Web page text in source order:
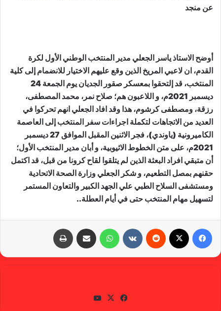
عن منجد
أوضح الاستاذ ياسر الجعلي مدير المنتخب الوطني الأول لكرة
القدم، ان لاعبي المريخ الذين وقع عليهم الاختيار للانضمام إلى كلية
المنتخب، قد إلتحقوا بمعسكر صقور الجديان يوم الجمعة 24
ديسمبر 2021م، و اللاعبون هم؛ صلاح نمر، محمد المصطفى،
رزقة، ومصطفى كرشوم، هذا وقد افاد الجعلي انهم تحركوا في
العديد من الاتجاهات لتكملة اجراءات سفر المنتخب إلى العاصمة
الكاميرونية (ياوندي)، فجر الاثنين المقبل الموافق 27 ديسمبر
2021م، على متن الخطوط الاثيوبية، و أبان مدير المنتخب الأول؛
أن متبقي افراد البعثة الذين لم يتلقوا لقاح كرونا من قبل، قد اكتمل
حقنهم بمصل التطعيم، و شكر الجعلي وزارة الصحة الاتحادية
ومستشفى السلاح الطبي علي الجهد الكبير والتعاون المستمر
لتسهيل مهام المنتخب حتى في أيام العطلة..
واتساب
في
X